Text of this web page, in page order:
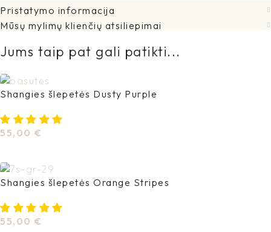
Pristatymo informacija
Mūsų mylimų klienčių atsiliepimai
Jums taip pat gali patikti...
Shangies šlepetės Dusty Purple
55,00 €
Shangies šlepetės Orange Stripes
55,00 €